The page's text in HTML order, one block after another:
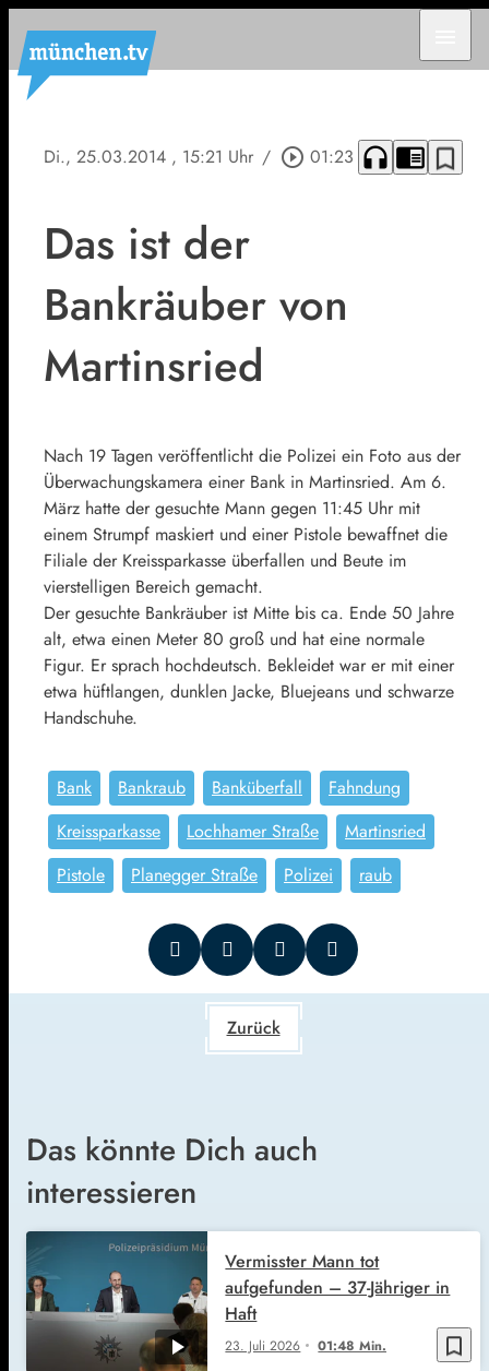
Di., 25.03.2014 , 15:21 Uhr / play_circle_outline 01:23 headphones chrome_reader_mode bookmark_border
Das ist der
Bankräuber von
Martinsried
Nach 19 Tagen veröffentlicht die Polizei ein Foto aus der
Überwachungskamera einer Bank in Martinsried. Am 6.
März hatte der gesuchte Mann gegen 11:45 Uhr mit
einem Strumpf maskiert und einer Pistole bewaffnet die
Filiale der Kreissparkasse überfallen und Beute im
vierstelligen Bereich gemacht.
Der gesuchte Bankräuber ist Mitte bis ca. Ende 50 Jahre
alt, etwa einen Meter 80 groß und hat eine normale
Figur. Er sprach hochdeutsch. Bekleidet war er mit einer
etwa hüftlangen, dunklen Jacke, Bluejeans und schwarze
Handschuhe.
Bank Bankraub Banküberfall
Fahndung
Kreissparkasse
Lochhamer Straße
Martinsried
Pistole
Planegger Straße Polizei raub
Zurück
Das könnte Dich auch
interessieren
bookmark_border
23. Juli 2026 01:48 Min.
Vermisster Mann tot
aufgefunden – 37-Jähriger in
Haft